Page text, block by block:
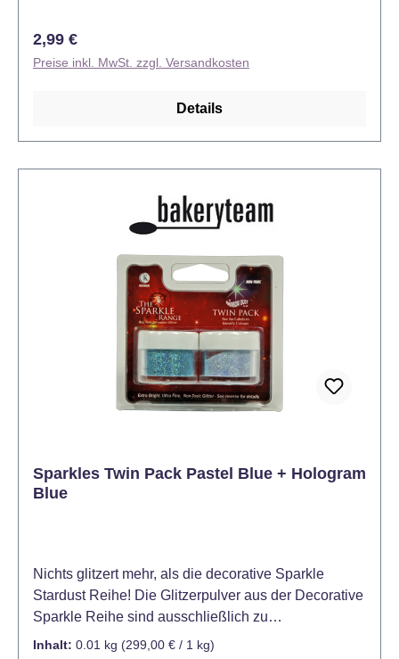
Regulärer Preis:
2,99 €
Preise inkl. MwSt. zzgl. Versandkosten
Details
Sparkles Twin Pack Pastel Blue + Hologram
Blue
Nichts glitzert mehr, als die decorative Sparkle
Stardust Reihe! Die Glitzerpulver aus der Decorative
Sparkle Reihe sind ausschließlich zu
Dekorationszwecken gedacht und nicht für den
Inhalt: 0.01 kg (299,00 € / 1 kg)